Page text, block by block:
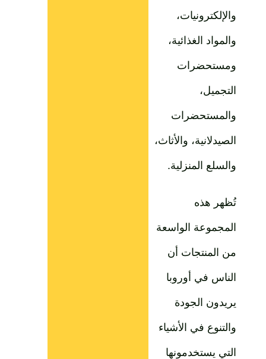
والإلكترونيات،
والمواد الغذائية،
ومستحضرات
التجميل،
والمستحضرات
الصيدلانية، والأثاث،
والسلع المنزلية.
تُظهر هذه
المجموعة الواسعة
من المنتجات أن
الناس في أوروبا
يريدون الجودة
والتنوع في الأشياء
التي يستخدمونها